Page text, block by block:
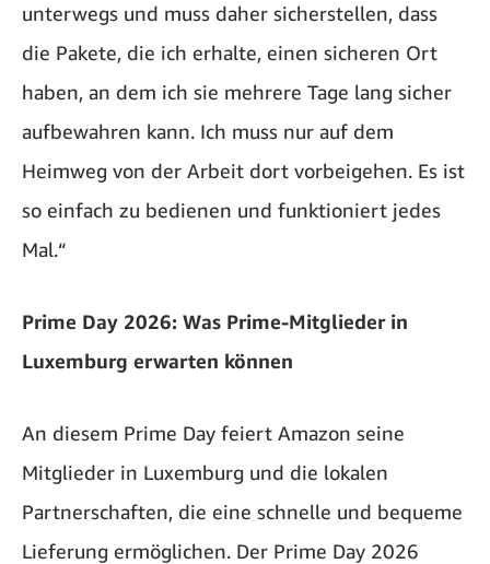
unterwegs und muss daher sicherstellen, dass
die Pakete, die ich erhalte, einen sicheren Ort
haben, an dem ich sie mehrere Tage lang sicher
aufbewahren kann. Ich muss nur auf dem
Heimweg von der Arbeit dort vorbeigehen. Es ist
so einfach zu bedienen und funktioniert jedes
Mal.“
Prime Day 2026: Was Prime-Mitglieder in
Luxemburg erwarten können
An diesem Prime Day feiert Amazon seine
Mitglieder in Luxemburg und die lokalen
Partnerschaften, die eine schnelle und bequeme
Lieferung ermöglichen. Der Prime Day 2026